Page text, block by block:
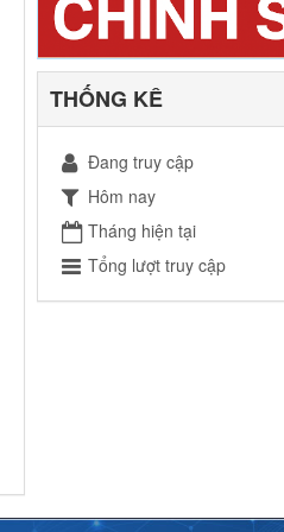
THỐNG KÊ
Đang truy cập
Hôm nay
Tháng hiện tại
Tổng lượt truy cập